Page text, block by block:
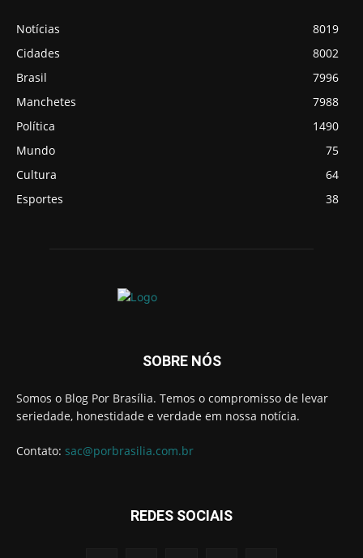
Notícias
8019
Cidades
8002
Brasil
7996
Manchetes
7988
Política
1490
Mundo
75
Cultura
64
Esportes
38
SOBRE NÓS
Somos o Blog Por Brasília. Temos o compromisso de levar
seriedade, honestidade e verdade em nossa notícia.
Contato: sac@porbrasilia.com.br
REDES SOCIAIS